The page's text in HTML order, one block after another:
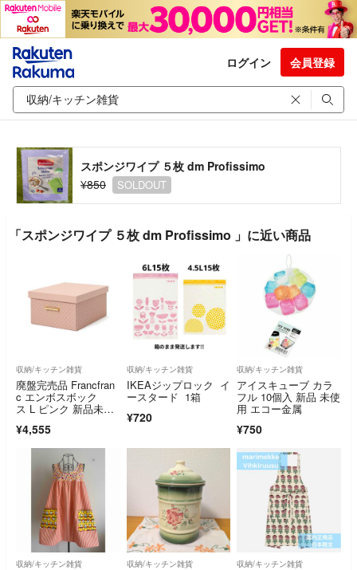
ログイン 会員登録
スポンジワイプ ５枚 dm Profissimo
¥850
SOLDOUT
「スポンジワイプ ５枚 dm Profissimo 」に近い商品
収納/キッチン雑貨
廃盤完売品 Francfran
c エンボスボック
ス L ピンク 新品未使
¥4,555
収納/キッチン雑貨
IKEAジップロック イ
ースタード 1箱
¥720
収納/キッチン雑貨
アイスキューブ カラ
フル 10個入 新品 未使
用 エコー金属
¥750
収納/キッチン雑貨 収納/キッチン雑貨 収納/キッチン雑貨